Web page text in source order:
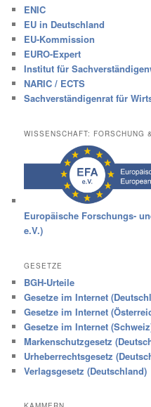
ENIC
EU in Deutschland
EU-Kommission
EURO-Expert
Institut für
NARIC / ECTS
Sachverständigenrat für
WISSENSCHAFT: FORSCHUNG
Europäische Forschungs-
e.V.)
GESETZE
BGH-Urteile
Gesetze im Internet
Gesetze im Internet
Gesetze im Internet
Markenschutzgesetz
Urheberrechtsgesetz
Verlagsgesetz (Deutschland)